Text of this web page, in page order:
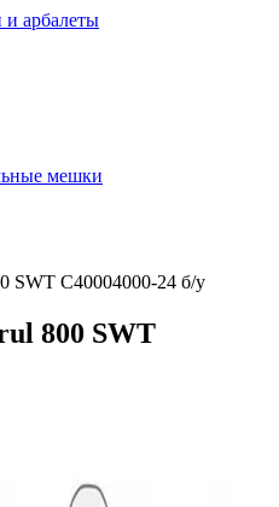
арбалеты
мешки
SWT C40004000-24 б/у
800 SWT